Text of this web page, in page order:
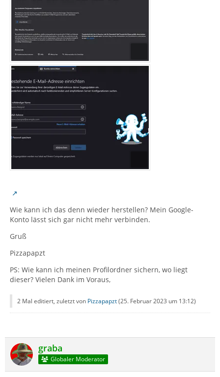
Wie kann ich das denn wieder herstellen? Mein Google-
Konto lässt sich gar nicht mehr verbinden.
Gruß
Pizzapapzt
PS: Wie kann ich meinen Profilordner sichern, wo liegt
dieser? Vielen Dank im Voraus,
2 Mal editiert, zuletzt von Pizzapapzt(25. Februar 2023 um 13:12)
graba
Globaler Moderator